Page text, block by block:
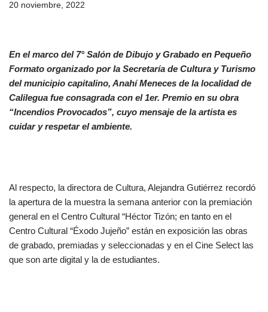
20 noviembre, 2022
En el marco del 7° Salón de Dibujo y Grabado en Pequeño
Formato organizado por la Secretaría de Cultura y Turismo
del municipio capitalino, Anahí Meneces de la localidad de
Calilegua fue consagrada con el 1er. Premio en su obra
“Incendios Provocados”, cuyo mensaje de la artista es
cuidar y respetar el ambiente.
Al respecto, la directora de Cultura, Alejandra Gutiérrez recordó
la apertura de la muestra la semana anterior con la premiación
general en el Centro Cultural “Héctor Tizón; en tanto en el
Centro Cultural “Éxodo Jujeño” están en exposición las obras
de grabado, premiadas y seleccionadas y en el Cine Select las
que son arte digital y la de estudiantes.